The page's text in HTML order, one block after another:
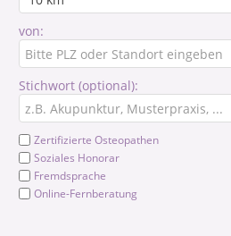
von:
Stichwort (optional):
Zertifizierte Osteopathen
Soziales Honorar
Fremdsprache
Online-Fernberatung